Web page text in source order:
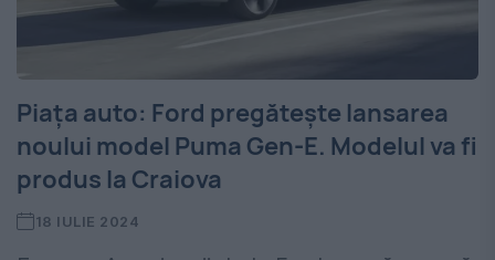
Piața auto: Ford pregătește lansarea
noului model Puma Gen-E. Modelul va fi
produs la Craiova
18 IULIE 2024